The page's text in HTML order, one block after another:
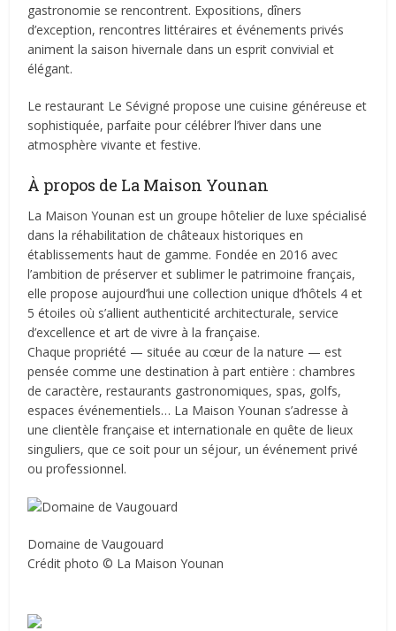
gastronomie se rencontrent. Expositions, dîners
d’exception, rencontres littéraires et événements privés
animent la saison hivernale dans un esprit convivial et
élégant.
Le restaurant Le Sévigné propose une cuisine généreuse et
sophistiquée, parfaite pour célébrer l’hiver dans une
atmosphère vivante et festive.
À propos de La Maison Younan
La Maison Younan est un groupe hôtelier de luxe spécialisé
dans la réhabilitation de châteaux historiques en
établissements haut de gamme. Fondée en 2016 avec
l’ambition de préserver et sublimer le patrimoine français,
elle propose aujourd’hui une collection unique d’hôtels 4 et
5 étoiles où s’allient authenticité architecturale, service
d’excellence et art de vivre à la française.
Chaque propriété — située au cœur de la nature — est
pensée comme une destination à part entière : chambres
de caractère, restaurants gastronomiques, spas, golfs,
espaces événementiels… La Maison Younan s’adresse à
une clientèle française et internationale en quête de lieux
singuliers, que ce soit pour un séjour, un événement privé
ou professionnel.
Domaine de Vaugouard
Crédit photo © La Maison Younan